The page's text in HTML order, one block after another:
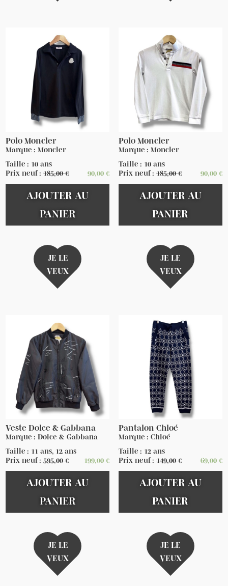
Polo Moncler
Marque : Moncler
Taille : 10 ans
Prix neuf :185,00€ 90,00 €
AJOUTER AU
PANIER
JE LE
VEUX
Polo Moncler
Marque : Moncler
Taille : 10 ans
Prix neuf :185,00€ 90,00 €
AJOUTER AU
PANIER
JE LE
VEUX
Veste Dolce & Gabbana
Marque : Dolce & Gabbana
Taille : 11 ans, 12 ans
Prix neuf :595,00€ 199,00 €
AJOUTER AU
PANIER
JE LE
VEUX
Pantalon Chloé
Marque : Chloé
Taille : 12 ans
Prix neuf :149,00€ 69,00 €
AJOUTER AU
PANIER
JE LE
VEUX